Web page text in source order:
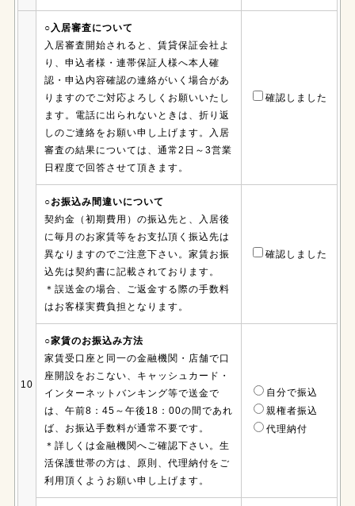
10
○入居審査について
入居審査開始されると、賃貸保証会社よ
り、申込者様・連帯保証人様へ本人確
認・申込内容確認の連絡がいく場合があ
りますのでご対応よろしくお願いいたし
ます。電話に出られないときは、折り返
しのご連絡をお願い申し上げます。入居
審査の結果については、通常2日～3営業
日程度で回答させて頂きます。
確認しました
○お振込み間違いについて
契約金（初期費用）の振込先と、入居後
に毎月のお家賃等をお支払頂く振込先は
異なりますのでご注意下さい。家賃お振
込先は契約書に記載されております。
＊誤送金の場合、ご返金する際の手数料
はお客様実費負担となります。
確認しました
○家賃のお振込み方法
家賃受口座と同一の金融機関・店舗で口
座開設をおこない、キャッシュカード・
インターネットバンキング等で送金で
は、午前8：45～午後18：00の間であれ
ば、お振込手数料が通常不要です。
＊詳しくは金融機関へご確認下さい。生
活保護世帯の方は、原則、代理納付をご
利用頂くようお願い申し上げます。
自分で振込
親権者振込
代理納付